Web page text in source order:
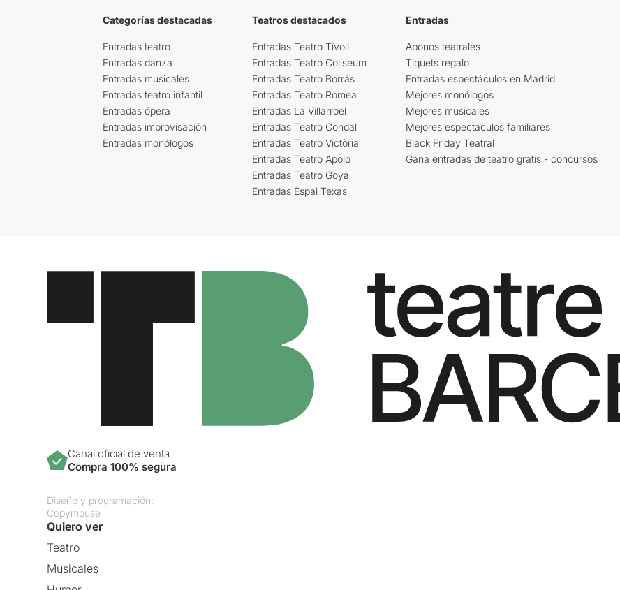
Categorías destacadas
Entradas teatro
Entradas danza
Entradas musicales
Entradas teatro infantil
Entradas ópera
Entradas improvisación
Entradas monólogos
Teatros destacados
Entradas Teatro Tívoli
Entradas Teatro Coliseum
Entradas Teatro Borrás
Entradas Teatro Romea
Entradas La Villarroel
Entradas Teatro Condal
Entradas Teatro Victòria
Entradas Teatro Apolo
Entradas Teatro Goya
Entradas Espai Texas
Entradas
Abonos teatrales
Tiquets regalo
Entradas espectáculos en Madrid
Mejores monólogos
Mejores musicales
Mejores espectáculos familiares
Black Friday Teatral
Gana entradas de teatro gratis - concursos
Canal oficial de venta
Compra 100% segura
Diseño y programación:
Copymouse
Quiero ver
Teatro
Musicales